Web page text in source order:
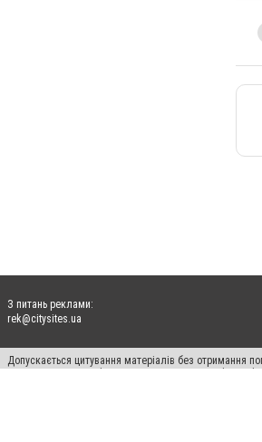
З питань реклами:
rek@citysites.ua
Допускається цитування матеріалів без отримання
пошукових систем гіперпосилання на цитовані